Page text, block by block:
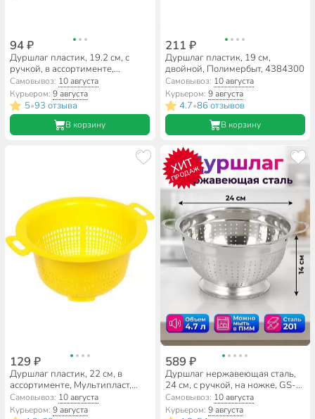
94 ₽
Дуршлаг пластик, 19.2 см, с
ручкой, в ассортименте,
Полимербыт, 4394100
Самовывоз: 10 августа
Курьером:9 августа
5•93 отзыва
В корзину
211 ₽
Дуршлаг пластик, 19 см,
двойной, Полимербыт, 4384300
Самовывоз: 10 августа
Курьером: 9 августа
4.7•86 отзывов
В корзину
129 ₽
Дуршлаг пластик, 22 см, в
ассортименте, Мультипласт,
MPG9710
Самовывоз: 10 августа
Курьером:9 августа
ХИТ
ПРОДАЖ
589 ₽
Дуршлаг нержавеющая сталь,
24 см, с ручкой, на ножке, GS-
08127-24
Самовывоз: 10 августа
Курьером: 9 августа